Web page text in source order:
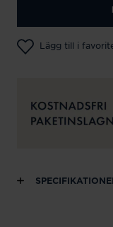
Lägg till i